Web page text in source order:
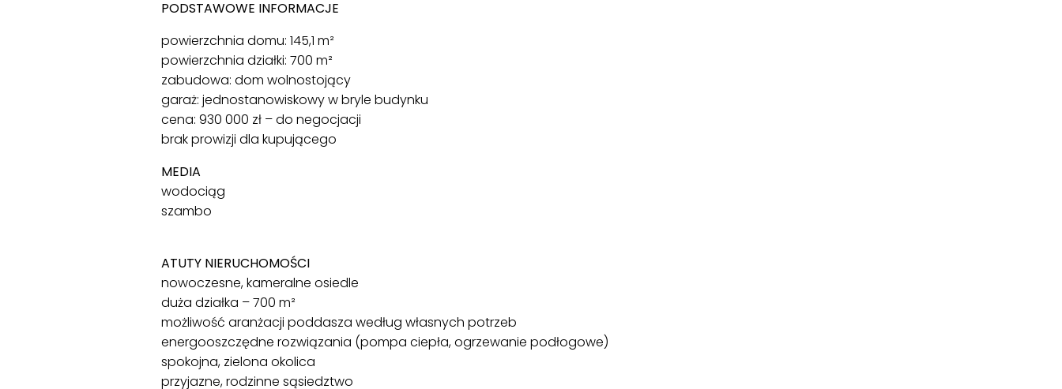
PODSTAWOWE INFORMACJE
powierzchnia domu: 145,1 m²
powierzchnia działki: 700 m²
zabudowa: dom wolnostojący
garaż: jednostanowiskowy w bryle budynku
cena: 930 000 zł – do negocjacji
brak prowizji dla kupującego
MEDIA
wodociąg
szambo
ATUTY NIERUCHOMOŚCI
nowoczesne, kameralne osiedle
duża działka – 700 m²
możliwość aranżacji poddasza według własnych potrzeb
energooszczędne rozwiązania (pompa ciepła, ogrzewanie podłogowe)
spokojna, zielona okolica
przyjazne, rodzinne sąsiedztwo